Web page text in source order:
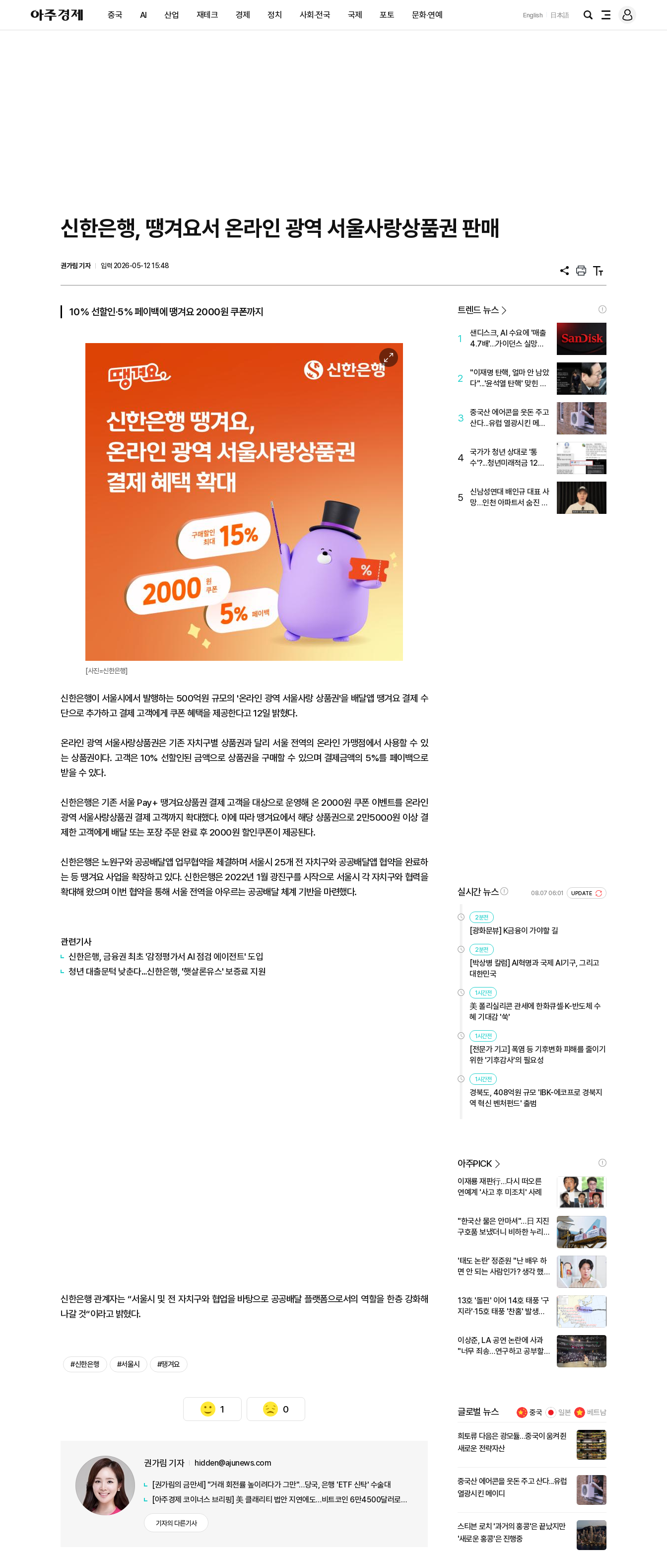
아
주
제
중국 AI 산업 재테크 경제 정치 사회·전국 국제 포토 문화·연예 English 日本語
검
전
메
그
신한은행, 땡겨요서 온라인 광역 서울사랑상품권 판매
권가림 기자
입력 2026-05-12 15:48
공
프
트
텍
트
10% 선할인·5% 페이백에 땡겨요 2000원 쿠폰까지
이
미
[사진=신한은행]
신한은행이 서울시에서 발행하는 500억원 규모의 '온라인 광역 서울사랑 상품권'을 배달앱 땡겨요 결제 수
단으로 추가하고 결제 고객에게 쿠폰 혜택을 제공한다고 12일 밝혔다.
온라인 광역 서울사랑상품권은 기존 자치구별 상품권과 달리 서울 전역의 온라인 가맹점에서 사용할 수 있
는 상품권이다. 고객은 10% 선할인된 금액으로 상품권을 구매할 수 있으며 결제금액의 5%를 페이백으로
받을 수 있다.
신한은행은 기존 서울 Pay+ 땡겨요상품권 결제 고객을 대상으로 운영해 온 2000원 쿠폰 이벤트를 온라인
광역 서울사랑상품권 결제 고객까지 확대했다. 이에 따라 땡겨요에서 해당 상품권으로 2만5000원 이상 결
제한 고객에게 배달 또는 포장 주문 완료 후 2000원 할인쿠폰이 제공된다.
신한은행은 노원구와 공공배달앱 업무협약을 체결하며 서울시 25개 전 자치구와 공공배달앱 협약을 완료하
는 등 땡겨요 사업을 확장하고 있다. 신한은행은 2022년 1월 광진구를 시작으로 서울시 각 자치구와 협력을
확대해 왔으며 이번 협약을 통해 서울 전역을 아우르는 공공배달 체계 기반을 마련했다.
관련기사
신한은행, 금융권 최초 '감정평가서 AI 점검 에이전트' 도입
청년 대출문턱 낮춘다…신한은행, '햇살론유스' 보증료 지원
신한은행 관계자는 “서울시 및 전 자치구와 협업을 바탕으로 공공배달 플랫폼으로서의 역할을 한층 강화해
나갈 것“이라고 밝혔다.
#신한은행 #서울시 #땡겨요
1 0
권가림 기자 hidden@ajunews.com
[권가림의 금만세] "거래 회전률 높이려다가 그만"…당국, 은행 'ETF 신탁' 수술대
[아주경제 코이너스 브리핑] 美 클래리티 법안 지연에도…비트코인 6만4500달러로 상승
기자의 다른기사
트렌드 뉴스
1
샌디스크, AI 수요에 '매출
4.7배'…가이던스 실망에
2
"이재명 탄핵, 얼마 안 남았
다"...'윤석열 탄핵' 맞힌 무
3
중국산 에어콘을 웃돈 주고
산다...유럽 열광시킨 메이
4
국가가 청년 상대로 '통
수'?...청년미래적금 12%
5
신남성연대 배인규 대표 사
망…인천 아파트서 숨진 채
실시간 뉴스 08.07 06:01 UPDATE
2분전
[광화문뷰] K금융이 가야할 길
2분전
[박상병 칼럼] AI혁명과 국제 AI기구, 그리고
대한민국
1시간전
美 폴리실리콘 관세에 한화큐셀·K-반도체 수
혜 기대감 '쑥'
1시간전
[전문가 기고] 폭염 등 기후변화 피해를 줄이기
위한 '기후감사'의 필요성
1시간전
경북도, 408억원 규모 'IBK-에코프로 경북지
역 혁신 벤처펀드' 출범
아주PICK
이재룡 재판行…다시 떠오른
연예계 '사고 후 미조치' 사례
"한국산 물은 안마셔"…日 지진
구호품 보냈더니 비하한 누리
'태도 논란' 정준원 "난 배우 하
면 안 되는 사람인가? 생각 했
13호 '돌핀' 이어 14호 태풍 '구
지라'·15호 태풍 '찬홈' 발생…
이상준, LA 공연 논란에 사과
"너무 죄송…연구하고 공부할
글로벌 뉴스 중국 일본 베트남
희토류 다음은 광모듈…중국이 움켜쥔
새로운 전략자산
중국산 에어콘을 웃돈 주고 산다...유럽
열광시킨 메이디
스티븐 로치 '과거의 홍콩'은 끝났지만
'새로운 홍콩'은 진행중